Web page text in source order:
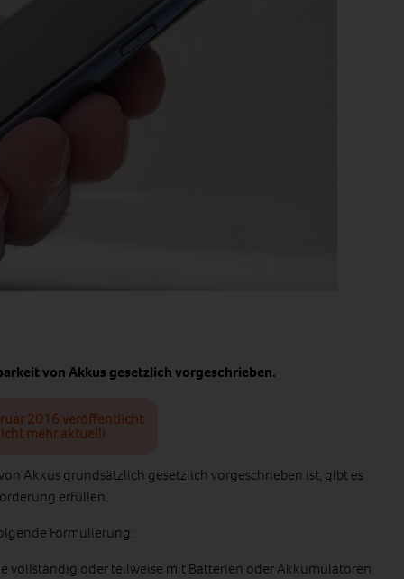
von Akkus gesetzlich vorgeschrieben.
2016 veröffentlicht
mehr aktuell!
Akkus grundsätzlich gesetzlich vorgeschrieben ist, gibt es
erfüllen.
Formulierung:
vollständig oder teilweise mit Batterien oder Akkumulatoren